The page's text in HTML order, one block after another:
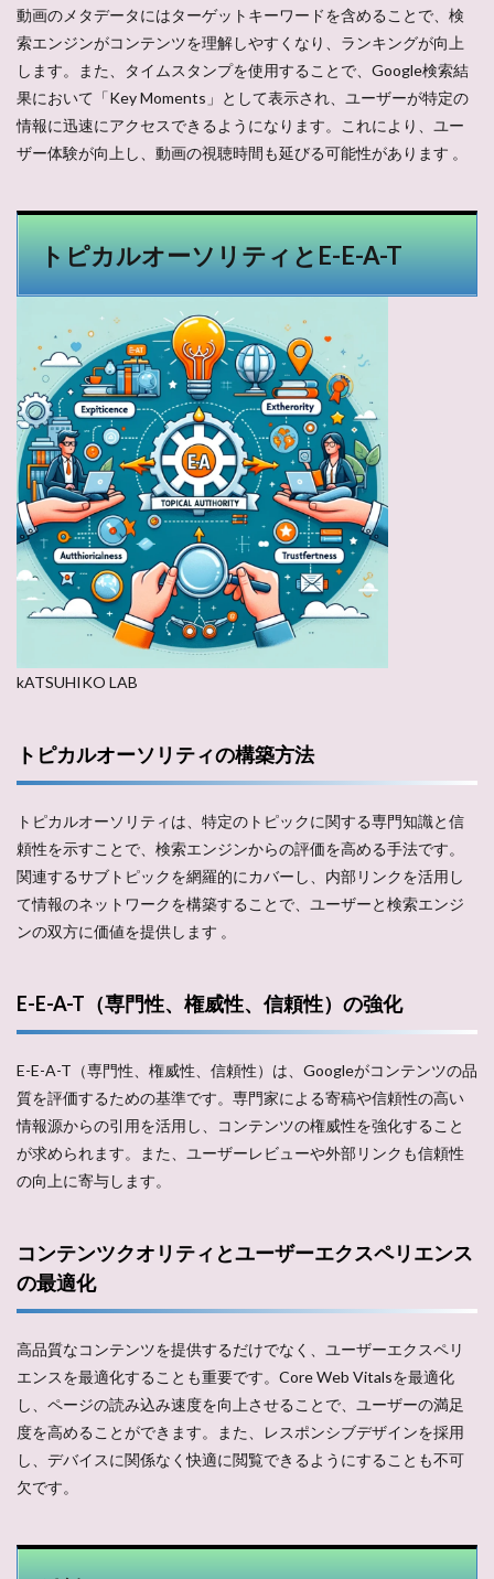
動画のメタデータにはターゲットキーワードを含めることで、検
索エンジンがコンテンツを理解しやすくなり、ランキングが向上
します。また、タイムスタンプを使用することで、Google検索結
果において「Key Moments」として表示され、ユーザーが特定の
情報に迅速にアクセスできるようになります。これにより、ユー
ザー体験が向上し、動画の視聴時間も延びる可能性があります​ ​。
トピカルオーソリティとE-E-A-T
kATSUHIKO LAB
トピカルオーソリティの構築方法
トピカルオーソリティは、特定のトピックに関する専門知識と信
頼性を示すことで、検索エンジンからの評価を高める手法です。
関連するサブトピックを網羅的にカバーし、内部リンクを活用し
て情報のネットワークを構築することで、ユーザーと検索エンジ
ンの双方に価値を提供します​ ​。
E-E-A-T（専門性、権威性、信頼性）の強化
E-E-A-T（専門性、権威性、信頼性）は、Googleがコンテンツの品
質を評価するための基準です。専門家による寄稿や信頼性の高い
情報源からの引用を活用し、コンテンツの権威性を強化すること
が求められます。また、ユーザーレビューや外部リンクも信頼性
の向上に寄与します​​。
コンテンツクオリティとユーザーエクスペリエンス
の最適化
高品質なコンテンツを提供するだけでなく、ユーザーエクスペリ
エンスを最適化することも重要です。Core Web Vitalsを最適化
し、ページの読み込み速度を向上させることで、ユーザーの満足
度を高めることができます。また、レスポンシブデザインを採用
し、デバイスに関係なく快適に閲覧できるようにすることも不可
欠です​。